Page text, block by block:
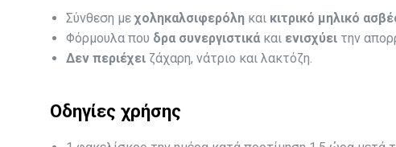
Σύνθεση μεχοληκαλσιφερόλη και κιτρικό μηλικό
Φόρμουλα που δρα συνεργιστικά και ενισχύει την
Δεν περιέχει ζάχαρη, νάτριο και λακτόζη.
Οδηγίες χρήσης